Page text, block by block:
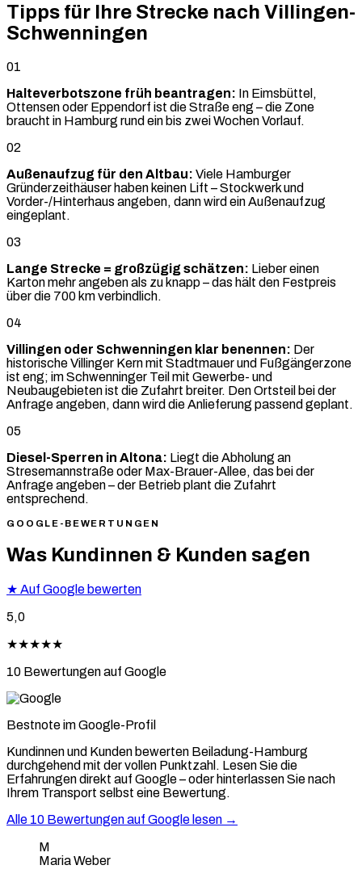
Tipps für Ihre Strecke nach Villingen-
Schwenningen
01
Halteverbotszone früh beantragen: In Eimsbüttel,
Ottensen oder Eppendorf ist die Straße eng – die Zone
braucht in Hamburg rund ein bis zwei Wochen Vorlauf.
02
Außenaufzug für den Altbau: Viele Hamburger
Gründerzeithäuser haben keinen Lift – Stockwerk und
Vorder-/Hinterhaus angeben, dann wird ein Außenaufzug
eingeplant.
03
Lange Strecke = großzügig schätzen: Lieber einen
Karton mehr angeben als zu knapp – das hält den Festpreis
über die 700 km verbindlich.
04
Villingen oder Schwenningen klar benennen: Der
historische Villinger Kern mit Stadtmauer und Fußgängerzone
ist eng; im Schwenninger Teil mit Gewerbe- und
Neubaugebieten ist die Zufahrt breiter. Den Ortsteil bei der
Anfrage angeben, dann wird die Anlieferung passend geplant.
05
Diesel-Sperren in Altona: Liegt die Abholung an
Stresemannstraße oder Max-Brauer-Allee, das bei der
Anfrage angeben – der Betrieb plant die Zufahrt
entsprechend.
GOOGLE-BEWERTUNGEN
Was Kundinnen & Kunden sagen
★ Auf Google bewerten
5,0
★★★★★
10 Bewertungen auf Google
Bestnote im Google-Profil
Kundinnen und Kunden bewerten Beiladung-Hamburg
durchgehend mit der vollen Punktzahl. Lesen Sie die
Erfahrungen direkt auf Google – oder hinterlassen Sie nach
Ihrem Transport selbst eine Bewertung.
Alle 10 Bewertungen auf Google lesen →
M
Maria Weber